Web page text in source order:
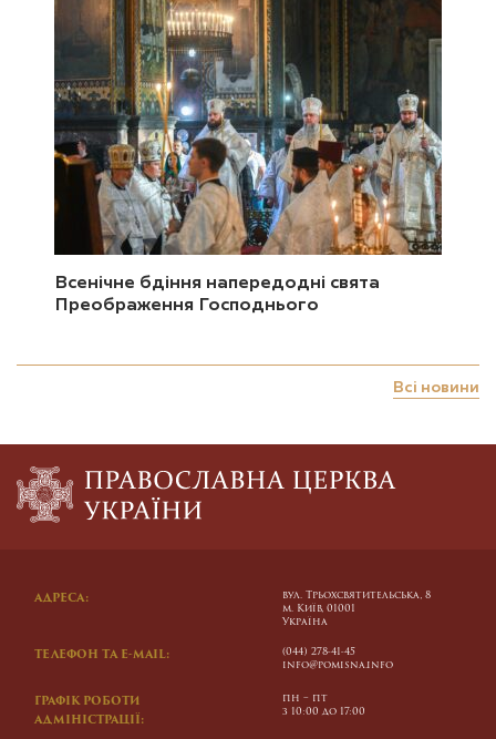
Всенічне бдіння напередодні свята
Преображення Господнього
Всі новини
АДРЕСА:
вул. Трьохсвятительська, 8
м. Київ, 01001
Україна
ТЕЛЕФОН ТА E-MAIL:
(044) 278-41-45
info@pomisna.info
ГРАФІК РОБОТИ
АДМІНІСТРАЦІЇ:
пн – пт
з 10:00 до 17:00